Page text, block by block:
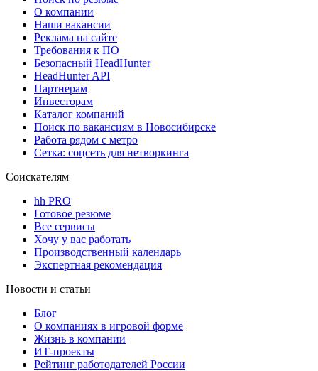
О компании
Наши вакансии
Реклама на сайте
Требования к ПО
Безопасный HeadHunter
HeadHunter API
Партнерам
Инвесторам
Каталог компаний
Поиск по вакансиям в Новосибирске
Работа рядом с метро
Сетка: соцсеть для нетворкинга
Соискателям
hh PRO
Готовое резюме
Все сервисы
Хочу у вас работать
Производственный календарь
Экспертная рекомендация
Новости и статьи
Блог
О компаниях в игровой форме
Жизнь в компании
ИТ-проекты
Рейтинг работодателей России